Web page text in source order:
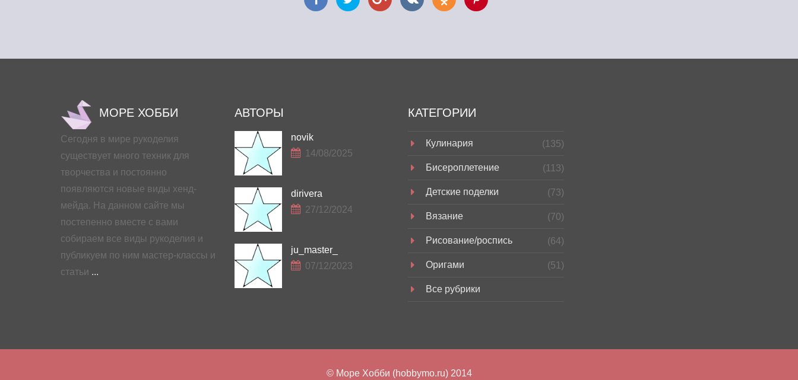
МОРЕ ХОББИ
Сегодня в мире рукоделия
существует много техник для
творчества и постоянно
появляются новые виды хенд-
мейда. На данном сайте мы
постепенно вместе с вами
собираем все виды рукоделия и
публикуем по ним мастер-классы и
статьи ...
АВТОРЫ
novik
14/08/2025
dirivera
27/12/2024
ju_master_
07/12/2023
КАТЕГОРИИ
Кулинария (135)
Бисероплетение (113)
Детские поделки (73)
Вязание (70)
Рисование/роспись (64)
Оригами (51)
Все рубрики
© Море Хобби (hobbymo.ru) 2014